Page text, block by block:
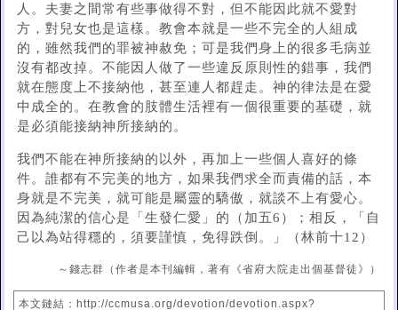
人。夫妻之間常有些事做得不對，但不能因此就不愛對
方，對兒女也是這樣。教會本就是一些不完全的人組成
的，雖然我們的罪被神赦免；可是我們身上的很多毛病並
沒有都改掉。不能因人做了一些違反原則性的錯事，我們
就在態度上不接納他，甚至連人都趕走。神的律法是在愛
中成全的。在教會的肢體生活裡有一個很重要的基礎，就
是必須能接納神所接納的。
我們不能在神所接納的以外，再加上一些個人喜好的條
件。誰都有不完美的地方，如果我們求全而責備的話，本
身就是不完美，就可能是屬靈的驕傲，就談不上有愛心。
因為純潔的信心是「生發仁愛」的（加五6）；相反，「自
己以為站得穩的，須要謹慎，免得跌倒。」（林前十12）
～錢志群（作者是本刊編輯，著有《省府大院走出個基督徒》）
本文鏈結：http://ccmusa.org/devotion/devotion.aspx?